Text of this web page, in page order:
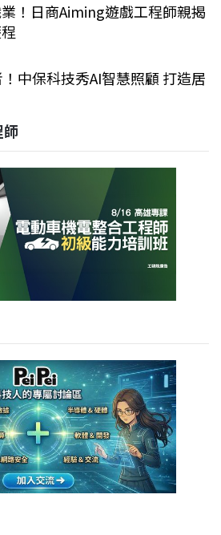
！日商Aiming遊戲工程師親揭
中保科技秀AI智慧照顧 打造居